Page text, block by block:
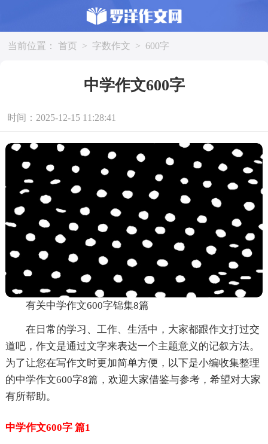
当前位置： 首页 > 字数作文 > 600字
中学作文600字
时间：2025-12-15 11:28:41
有关中学作文600字锦集8篇
在日常的学习、工作、生活中，大家都跟作文打过交
道吧，作文是通过文字来表达一个主题意义的记叙方法。
为了让您在写作文时更加简单方便，以下是小编收集整理
的中学作文600字8篇，欢迎大家借鉴与参考，希望对大家
有所帮助。
中学作文600字 篇1